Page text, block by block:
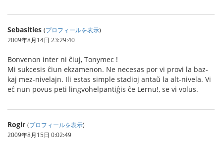
Sebasities (プロフィールを表示)
2009年8月14日 23:29:40
Bonvenon inter ni ĉiuj, Tonymec !
Mi sukcesis ĉiun ekzamenon. Ne necesas por vi provi la baz-
kaj mez-nivelajn. Ili estas simple stadioj antaŭ la alt-nivela. Vi
eĉ nun povus peti lingvohelpantiĝis ĉe Lernu!, se vi volus.
Rogir (プロフィールを表示)
2009年8月15日 0:02:49